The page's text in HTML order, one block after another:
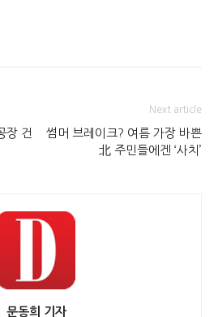
장 건
Next article
썸머 브레이크? 여름 가장 바쁜
北 주민들에겐 ‘사치’
문동희 기자